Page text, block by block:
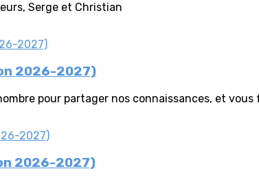
Serge et Christian
2026-2027)
pour partager nos connaissances, et vous
2026-2027)